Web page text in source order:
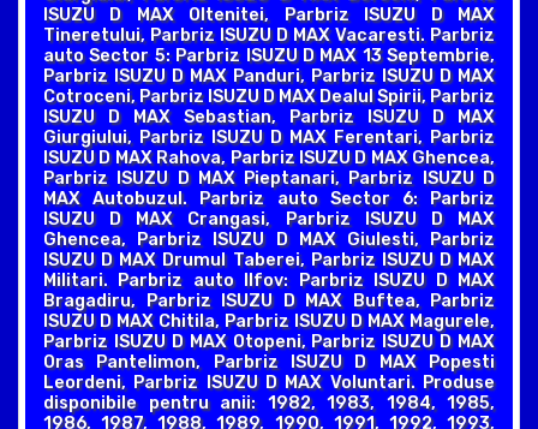
ISUZU D MAX Oltenitei, Parbriz ISUZU D MAX
Tineretului, Parbriz ISUZU D MAX Vacaresti. Parbriz
auto Sector 5: Parbriz ISUZU D MAX 13 Septembrie,
Parbriz ISUZU D MAX Panduri, Parbriz ISUZU D MAX
Cotroceni, Parbriz ISUZU D MAX Dealul Spirii, Parbriz
ISUZU D MAX Sebastian, Parbriz ISUZU D MAX
Giurgiului, Parbriz ISUZU D MAX Ferentari, Parbriz
ISUZU D MAX Rahova, Parbriz ISUZU D MAX Ghencea,
Parbriz ISUZU D MAX Pieptanari, Parbriz ISUZU D
MAX Autobuzul. Parbriz auto Sector 6: Parbriz
ISUZU D MAX Crangasi, Parbriz ISUZU D MAX
Ghencea, Parbriz ISUZU D MAX Giulesti, Parbriz
ISUZU D MAX Drumul Taberei, Parbriz ISUZU D MAX
Militari. Parbriz auto Ilfov: Parbriz ISUZU D MAX
Bragadiru, Parbriz ISUZU D MAX Buftea, Parbriz
ISUZU D MAX Chitila, Parbriz ISUZU D MAX Magurele,
Parbriz ISUZU D MAX Otopeni, Parbriz ISUZU D MAX
Oras Pantelimon, Parbriz ISUZU D MAX Popesti
Leordeni, Parbriz ISUZU D MAX Voluntari. Produse
disponibile pentru anii: 1982, 1983, 1984, 1985,
1986, 1987, 1988, 1989, 1990, 1991, 1992, 1993,